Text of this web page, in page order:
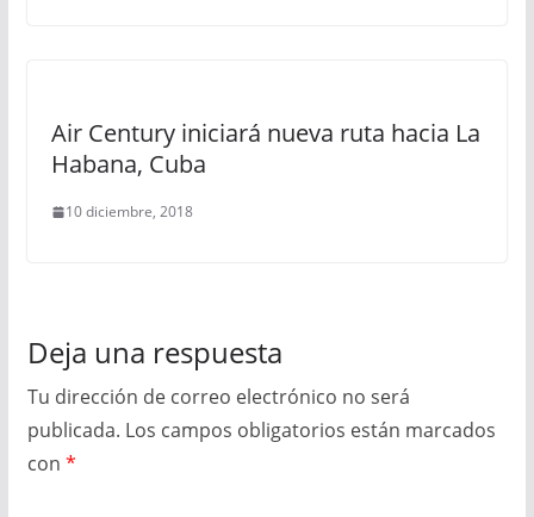
Air Century iniciará nueva ruta hacia La
Habana, Cuba
10 diciembre, 2018
Deja una respuesta
Tu dirección de correo electrónico no será
publicada. Los campos obligatorios están marcados
con *